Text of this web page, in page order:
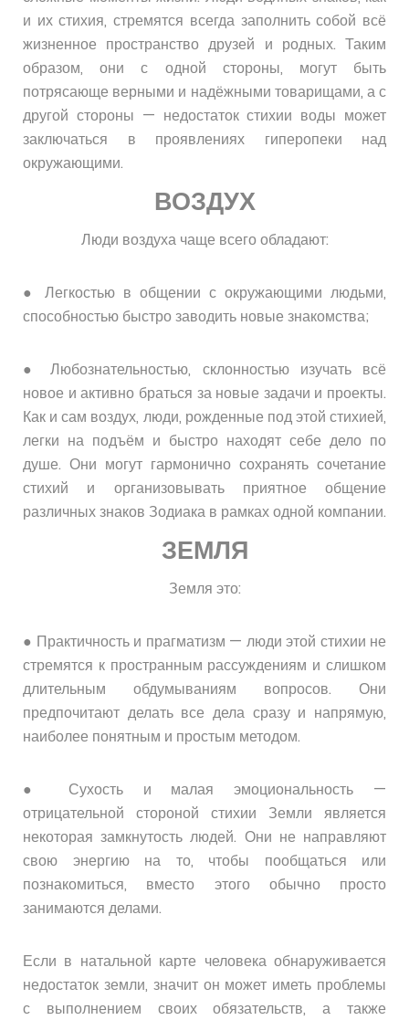
и их стихия, стремятся всегда заполнить собой всё
жизненное пространство друзей и родных. Таким
образом, они с одной стороны, могут быть
потрясающе верными и надёжными товарищами, а с
другой стороны — недостаток стихии воды может
заключаться в проявлениях гиперопеки над
окружающими.
ВОЗДУХ
Люди воздуха чаще всего обладают:
● Легкостью в общении с окружающими людьми,
способностью быстро заводить новые знакомства;
● Любознательностью, склонностью изучать всё
новое и активно браться за новые задачи и проекты.
Как и сам воздух, люди, рожденные под этой стихией,
легки на подъём и быстро находят себе дело по
душе. Они могут гармонично сохранять сочетание
стихий и организовывать приятное общение
различных знаков Зодиака в рамках одной компании.
ЗЕМЛЯ
Земля это:
● Практичность и прагматизм — люди этой стихии не
стремятся к пространным рассуждениям и слишком
длительным обдумываниям вопросов. Они
предпочитают делать все дела сразу и напрямую,
наиболее понятным и простым методом.
● Сухость и малая эмоциональность —
отрицательной стороной стихии Земли является
некоторая замкнутость людей. Они не направляют
свою энергию на то, чтобы пообщаться или
познакомиться, вместо этого обычно просто
занимаются делами.
Если в натальной карте человека обнаруживается
недостаток земли, значит он может иметь проблемы
с выполнением своих обязательств, а также